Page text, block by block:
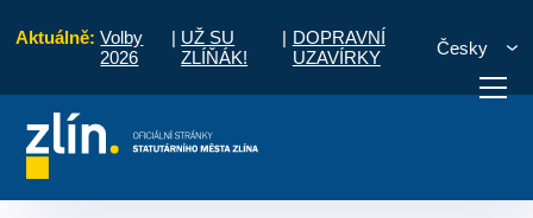
Aktuálně: Volby
2026
| UŽ SU
ZLÍŇÁK!
| DOPRAVNÍ
UZAVÍRKY
Česky